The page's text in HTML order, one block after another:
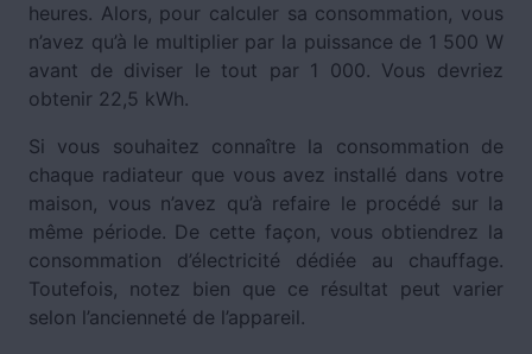
heures. Alors, pour calculer sa consommation, vous
n’avez qu’à le multiplier par la puissance de 1 500 W
avant de diviser le tout par 1 000. Vous devriez
obtenir 22,5 kWh.
Si vous souhaitez connaître la consommation de
chaque radiateur que vous avez installé dans votre
maison, vous n’avez qu’à refaire le procédé sur la
même période. De cette façon, vous obtiendrez la
consommation d’électricité dédiée au chauffage.
Toutefois, notez bien que ce résultat peut varier
selon l’ancienneté de l’appareil.